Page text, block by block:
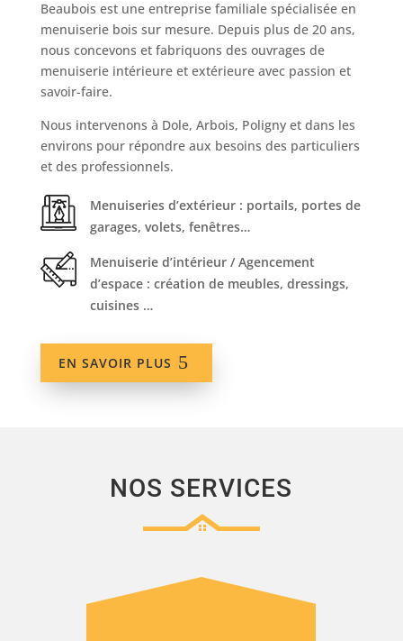
Beaubois est une entreprise familiale spécialisée en
menuiserie bois sur mesure. Depuis plus de 20 ans,
nous concevons et fabriquons des ouvrages de
menuiserie intérieure et extérieureavec passion et
savoir-faire.
Nous intervenons à Dole, Arbois, Poligny et dans les
environs pour répondre aux besoins des particuliers
et des professionnels.
Menuiseries d’extérieur : portails, portes de
garages, volets, fenêtres…
Menuiserie d’intérieur / Agencement
d’espace : création de meubles, dressings,
cuisines …
EN SAVOIR PLUS
NOS SERVICES